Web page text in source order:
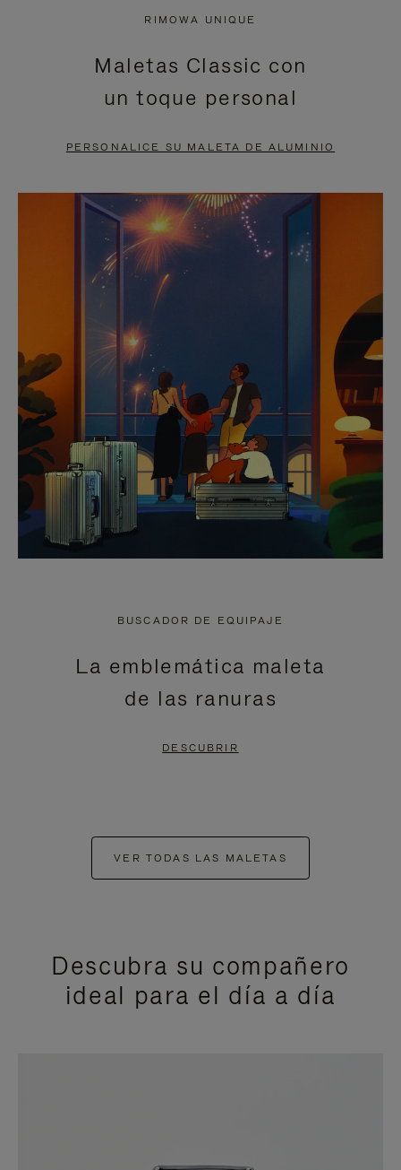
PAUSADO,
PULSE
PARA
ESTÁ
DESACTIVADO:
PULSE
ACTIVARLO.
RIMOWA UNIQUE
Maletas Classic con
un toque personal
PERSONALICE SU MALETA DE ALUMINIO
BUSCADOR DE EQUIPAJE
La emblemática maleta
de las ranuras
DESCUBRIR
VER TODAS LAS MALETAS
Descubra su compañero
ideal para el día a día